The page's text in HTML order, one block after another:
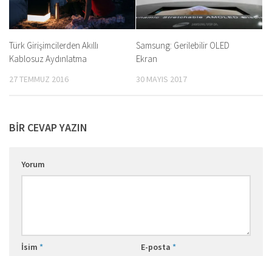
Türk Girişimcilerden Akıllı
Kablosuz Aydınlatma
27 TEMMUZ 2016
Samsung: Gerilebilir OLED
Ekran
30 MAYIS 2017
BIR CEVAP YAZIN
Yorum
İsim * E-posta *